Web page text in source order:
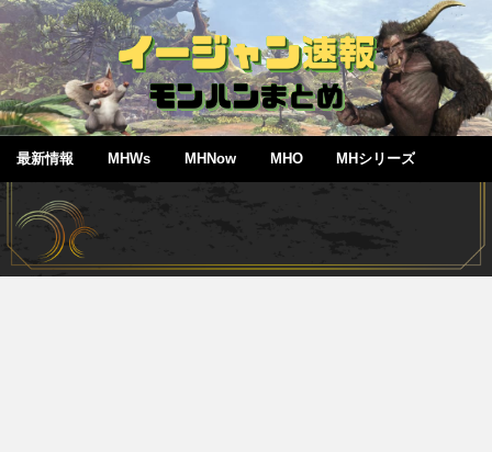
最新情報 MHWs MHNow MHO MHシリーズ